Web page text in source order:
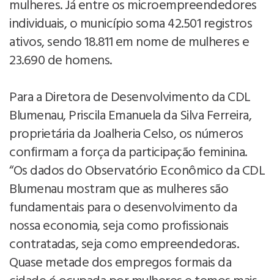
mulheres. Já entre os microempreendedores
individuais, o município soma 42.501 registros
ativos, sendo 18.811 em nome de mulheres e
23.690 de homens.
Para a Diretora de Desenvolvimento da CDL
Blumenau, Priscila Emanuela da Silva Ferreira,
proprietária da Joalheria Celso, os números
confirmam a força da participação feminina.
“Os dados do Observatório Econômico da CDL
Blumenau mostram que as mulheres são
fundamentais para o desenvolvimento da
nossa economia, seja como profissionais
contratadas, seja como empreendedoras.
Quase metade dos empregos formais da